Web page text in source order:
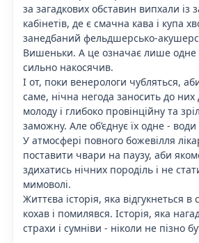
за загадкових обставин випхали із
кабінетів, де є смачна кава і купа
занедбаний фельдшерсько-
Вишеньки. А це означає лише одне
сильно накосячив.
І от, поки венерологи чубляться,
саме, нічна негода заносить до них
молоду і глибоко провінційну та
заможну. Але об’єднує їх одне -
У атмосфері повного божевілля
поставити чвари на паузу, аби
здихатись нічних породіль і не
мимоволі.
Життєва історія, яка відгукнеться в
кохав і помилявся. Історія, яка
страхи і сумніви - ніколи не пізно